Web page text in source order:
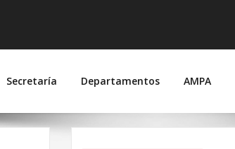
Suárez de Figueroa
Secretaría Departamentos AMPA
de 2025